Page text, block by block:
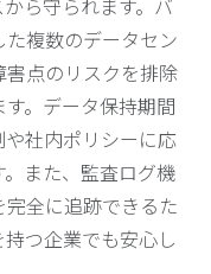
ら守られます。バ
複数のデータセン
害点のリスクを排除
。データ保持期間
社内ポリシーに応
また、監査ログ機
全に追跡できるた
つ企業でも安心し